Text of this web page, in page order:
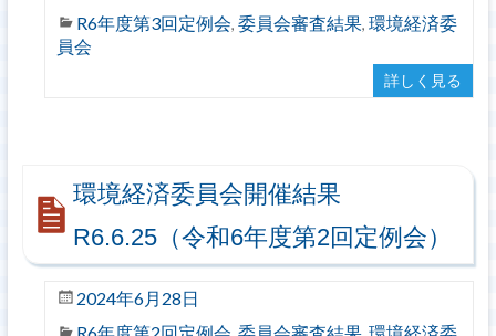
R6年度第3回定例会, 委員会審査結果, 環境経済委
員会
詳しく見る
環境経済委員会開催結果
R6.6.25（令和6年度第2回定例会）
2024年6月28日